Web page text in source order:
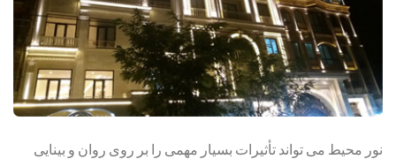
نور محیط می تواند تأثیرات بسیار مهمی را بر روی روان و بینایی